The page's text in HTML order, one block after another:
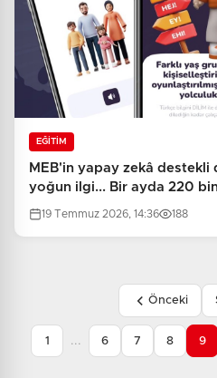
EĞİTİM
MEB'in yapay zekâ
yoğun ilgi... Bir ayda 220 bini
19 Temmuz 2026, 14:36 188
Önceki
1 ... 6 7 8 9